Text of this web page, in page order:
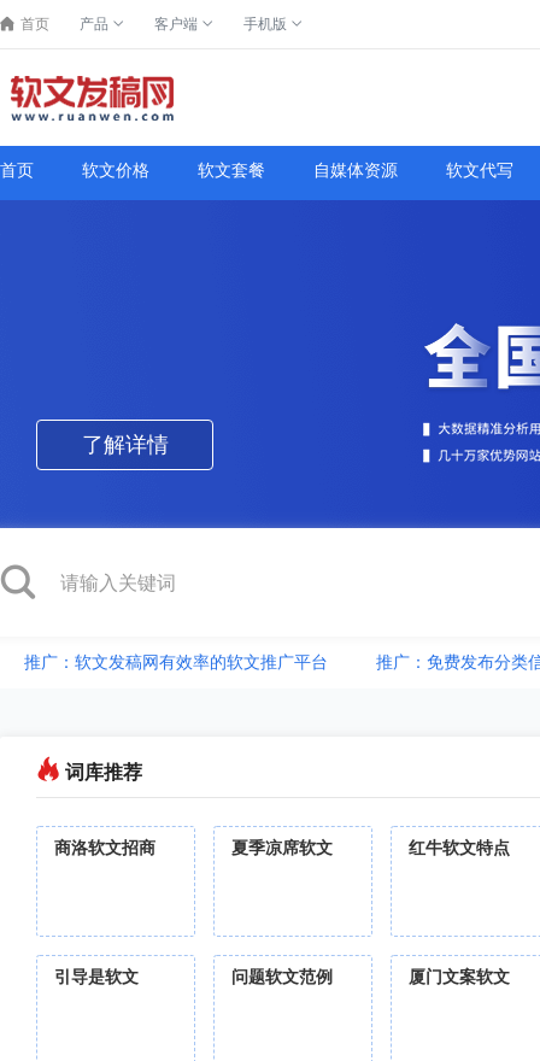
首页 产品 客户端 手机版
首页 软文价格 软文套餐 自媒体资源 软文代写
了解详情
推广：软文发稿网有效率的软文推广平台 推广：免费发布分类
词库推荐
商洛软文招商 夏季凉席软文 红牛软文特点
引导是软文 问题软文范例 厦门文案软文